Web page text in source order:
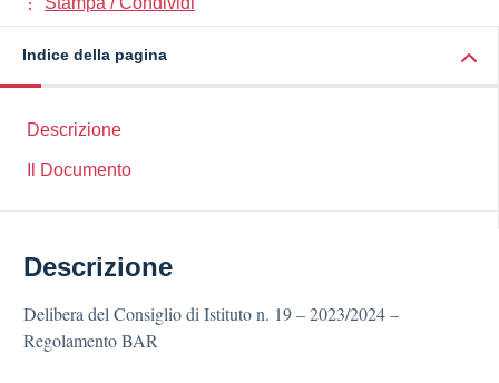
Indice della pagina
Descrizione
Il Documento
Descrizione
Delibera del Consiglio di Istituto n. 19 – 2023/2024 –
Regolamento BAR